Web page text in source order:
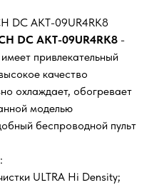
DC AKT-09UR4RK8
DC AKT-09UR4RK8 -
привлекательный
качество
охлаждает, обогревает
моделью
беспроводной пульт
ULTRA Hi Density;